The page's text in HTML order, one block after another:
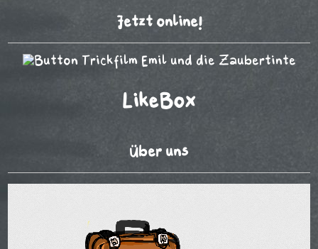
Jetzt online!
LikeBox
Über uns